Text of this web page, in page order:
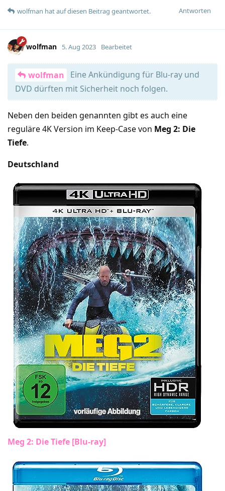
Antworten
wolfman hatauf diesen Beitrag geantwortet.
wolfman 5. Aug 2023 Bearbeitet
wolfman
Eine Ankündigung für Blu-ray und
DVD dürften mit Sicherheit noch folgen.
Neben den beiden genannten gibt es auch eine
reguläre 4K Version im Keep-Case von Meg 2: Die
Tiefe.
Deutschland
Meg 2: Die Tiefe [Blu-ray]